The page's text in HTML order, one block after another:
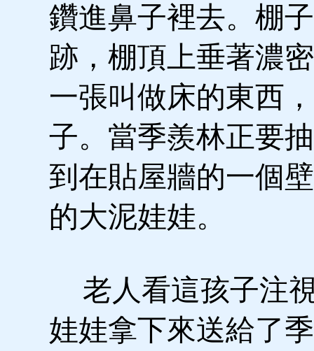
鑽進鼻子裡去。棚
跡，棚頂上垂著濃
一張叫做床的東西
子。當季羨林正要
到在貼屋牆的一個
的大泥娃娃。
老人看這孩子注
娃娃拿下來送給了